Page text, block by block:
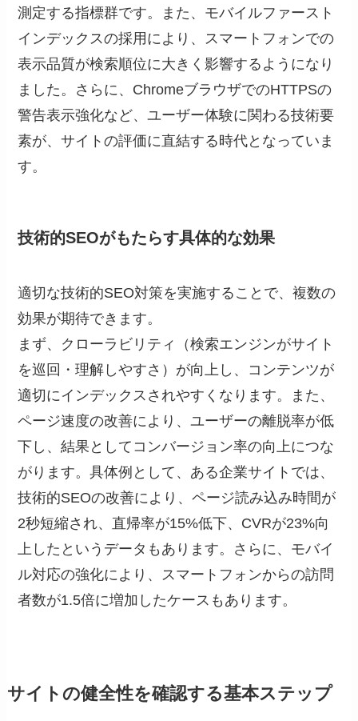
測定する指標群です。また、モバイルファースト
インデックスの採用により、スマートフォンでの
表示品質が検索順位に大きく影響するようになり
ました。さらに、ChromeブラウザでのHTTPSの
警告表示強化など、ユーザー体験に関わる技術要
素が、サイトの評価に直結する時代となっていま
す。
技術的SEOがもたらす具体的な効果
適切な技術的SEO対策を実施することで、複数の
効果が期待できます。
まず、クローラビリティ（検索エンジンがサイト
を巡回・理解しやすさ）が向上し、コンテンツが
適切にインデックスされやすくなります。また、
ページ速度の改善により、ユーザーの離脱率が低
下し、結果としてコンバージョン率の向上につな
がります。具体例として、ある企業サイトでは、
技術的SEOの改善により、ページ読み込み時間が
2秒短縮され、直帰率が15%低下、CVRが23%向
上したというデータもあります。さらに、モバイ
ル対応の強化により、スマートフォンからの訪問
者数が1.5倍に増加したケースもあります。
サイトの健全性を確認する基本ステップ